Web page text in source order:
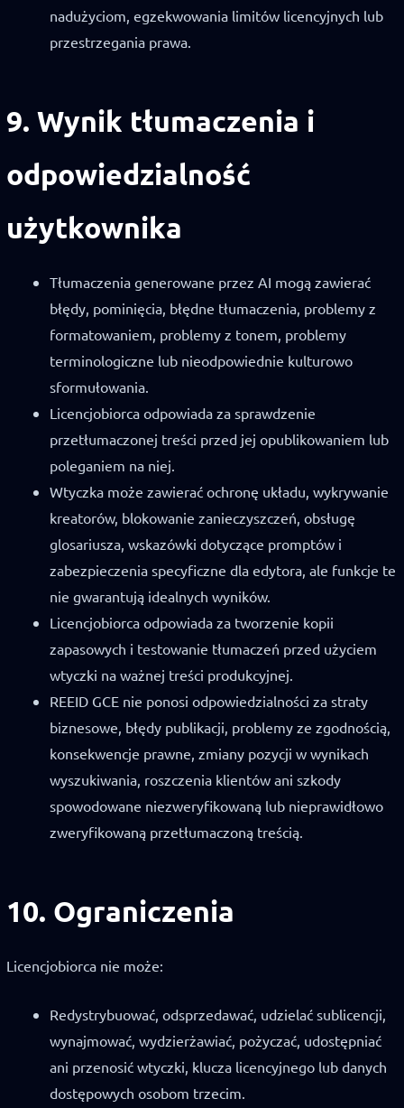
nadużyciom, egzekwowania limitów licencyjnych lub
przestrzegania prawa.
9. Wynik tłumaczenia i
odpowiedzialność
użytkownika
Tłumaczenia generowane przez AI mogą zawierać
błędy, pominięcia, błędne tłumaczenia, problemy z
formatowaniem, problemy z tonem, problemy
terminologiczne lub nieodpowiednie kulturowo
sformułowania.
Licencjobiorca odpowiada za sprawdzenie
przetłumaczonej treści przed jej opublikowaniem lub
poleganiem na niej.
Wtyczka może zawierać ochronę układu, wykrywanie
kreatorów, blokowanie zanieczyszczeń, obsługę
glosariusza, wskazówki dotyczące promptów i
zabezpieczenia specyficzne dla edytora, ale funkcje te
nie gwarantują idealnych wyników.
Licencjobiorca odpowiada za tworzenie kopii
zapasowych i testowanie tłumaczeń przed użyciem
wtyczki na ważnej treści produkcyjnej.
REEID GCE nie ponosi odpowiedzialności za straty
biznesowe, błędy publikacji, problemy ze zgodnością,
konsekwencje prawne, zmiany pozycji w wynikach
wyszukiwania, roszczenia klientów ani szkody
spowodowane niezweryfikowaną lub nieprawidłowo
zweryfikowaną przetłumaczoną treścią.
10. Ograniczenia
Licencjobiorca nie może:
Redystrybuować, odsprzedawać, udzielać sublicencji,
wynajmować, wydzierżawiać, pożyczać, udostępniać
ani przenosić wtyczki, klucza licencyjnego lub danych
dostępowych osobom trzecim.